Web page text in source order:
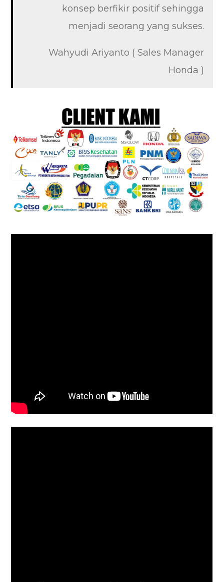
konsep berfikir positif sehingga
menjadi seorang yang sukses.
Wahyudi Ariyanto ( Sales Manager
Honda )